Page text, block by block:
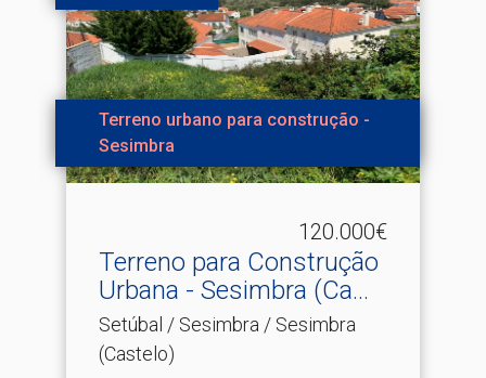
Terreno urbano para construção -
Sesimbra
120.000€
Terreno para Construção
Urbana - Sesimbra (Ca.​..
Setúbal / Sesimbra / Sesimbra
(Castelo)